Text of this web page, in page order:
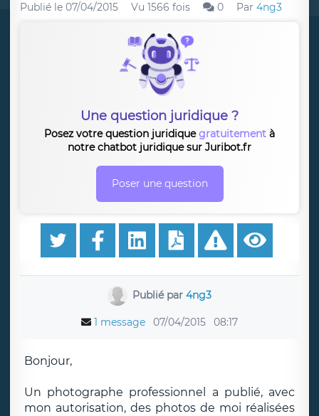
Publié le 07/04/2015 Vu 1566 fois 0 Par 4ng3
Une question juridique ?
Posez votre question juridiquegratuitement à
notre chatbot juridique sur Juribot.fr
Poser une question
Publié par4ng3
1 message 07/04/2015 08:17
Bonjour,
Un photographe professionnel a publié, avec
mon autorisation, des photos de moi réalisées